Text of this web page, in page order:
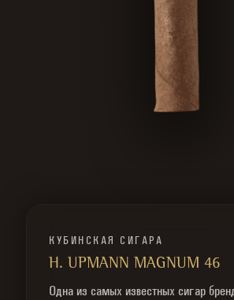
КУБИНСКАЯ СИГАРА
H. UPMANN MAGNUM 46
Одна из самых известных сигар